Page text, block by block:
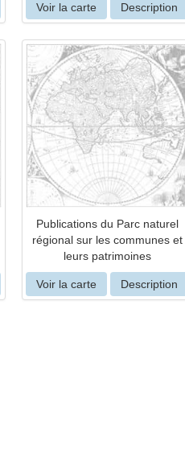
Voir la carte Description
Publications du Parc naturel
régional sur les communes et
leurs patrimoines
Voir la carte Description